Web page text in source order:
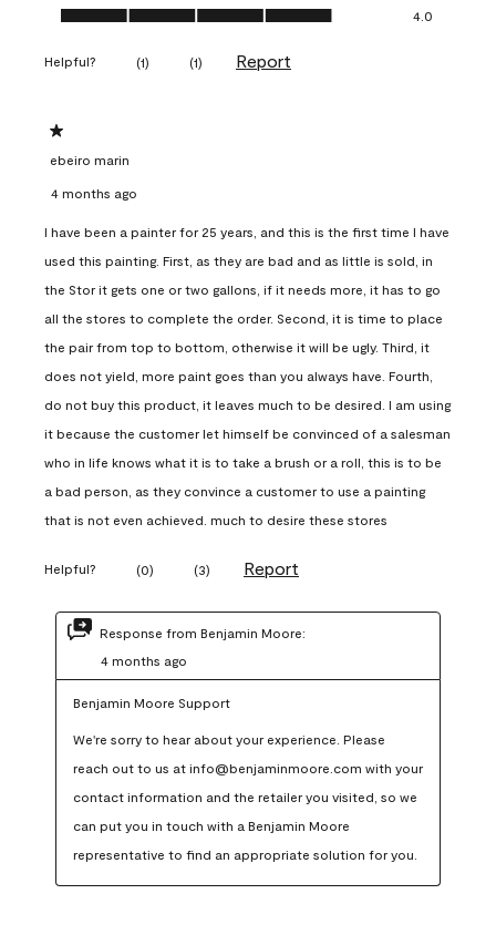
Ease of Application, 4.0 out of 5
4.0
Helpful? (1) (1) Report
1 out of 5 stars.
ebeiro marin
4 months ago
I have been a painter for 25 years, and this is the first time I have
used this painting. First, as they are bad and as little is sold, in
the Stor it gets one or two gallons, if it needs more, it has to go
all the stores to complete the order. Second, it is time to place
the pair from top to bottom, otherwise it will be ugly. Third, it
does not yield, more paint goes than you always have. Fourth,
do not buy this product, it leaves much to be desired. I am using
it because the customer let himself be convinced of a salesman
who in life knows what it is to take a brush or a roll, this is to be
a bad person, as they convince a customer to use a painting
that is not even achieved. much to desire these stores
Helpful? (0) (3) Report
Response from Benjamin Moore:
4 months ago
Benjamin Moore Support
We're sorry to hear about your experience. Please
reach out to us at info@benjaminmoore.com with your
contact information and the retailer you visited, so we
can put you in touch with a Benjamin Moore
representative to find an appropriate solution for you.